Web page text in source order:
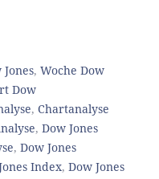
Jones, Woche Dow
Dow
, Chartanalyse
, Dow Jones
, Dow Jones
Index, Dow Jones